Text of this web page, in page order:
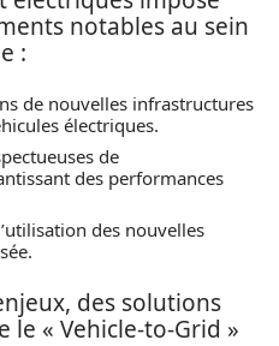
notables au sein
:
de nouvelles infrastructures
électriques.
de
des performances
des nouvelles
des solutions
« Vehicle-to-Grid »